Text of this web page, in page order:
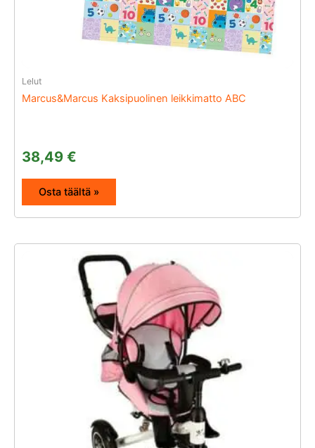
Lelut
Marcus&Marcus Kaksipuolinen leikkimatto ABC
38,49 €
Osta täältä »